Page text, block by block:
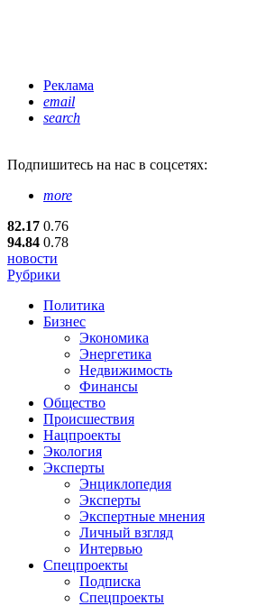
Реклама
email
search
Подпишитесь на нас в соцсетях:
more
82.17 0.76
94.84 0.78
новости
Рубрики
Политика
Бизнес
Экономика
Энергетика
Недвижимость
Финансы
Общество
Происшествия
Нацпроекты
Экология
Эксперты
Энциклопедия
Эксперты
Экспертные мнения
Личный взгляд
Интервью
Спецпроекты
Подписка
Спецпроекты